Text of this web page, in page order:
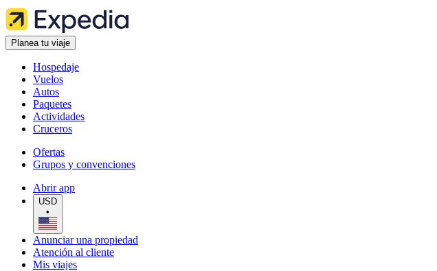
Planea tu viaje
Hospedaje
Vuelos
Autos
Paquetes
Actividades
Cruceros
Ofertas
Grupos y convenciones
Abrir app
USD
•
Anunciar una propiedad
Atención al cliente
Mis viajes